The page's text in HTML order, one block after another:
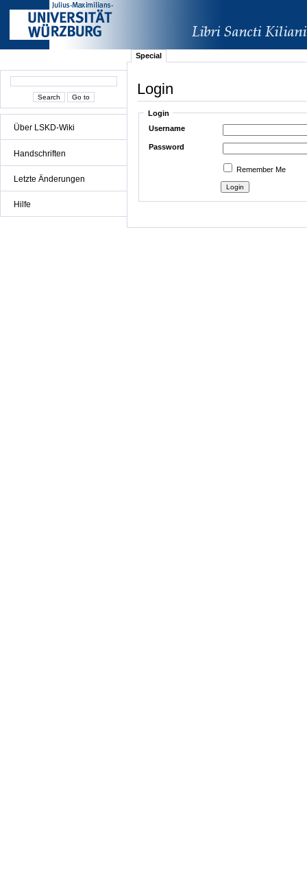
Über LSKD-Wiki
Handschriften
Letzte Änderungen
Hilfe
Special
Login
Login
Username
Password
Remember Me